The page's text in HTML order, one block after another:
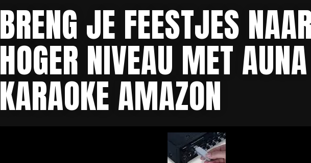
BRENG JE FEESTJES
HOGER NIVEAU MET AUNA
KARAOKE AMAZON